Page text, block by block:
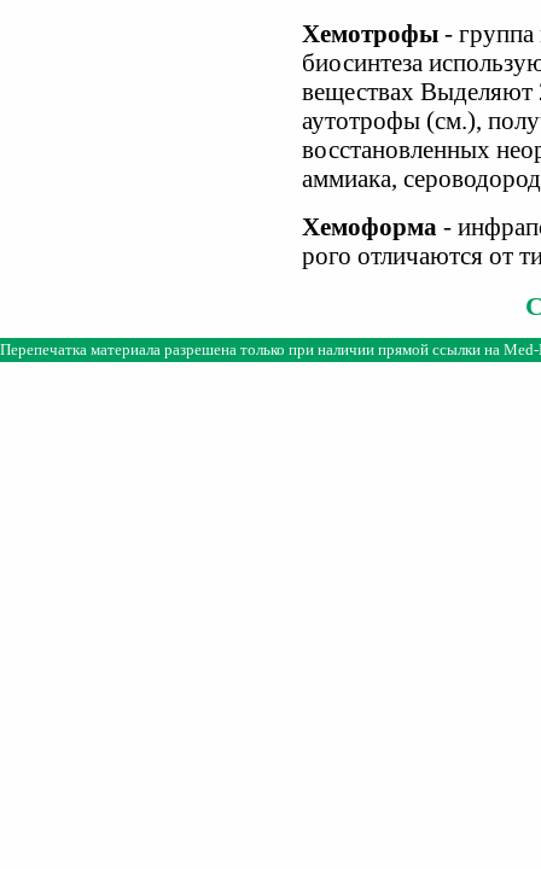
Хемотрофы - группа
биосинтеза
веществах
аутотрофы (см.),
восстановленных
аммиака,
Хемоформа -
рого отличаются от
Перепечатка материала разрешена только при наличии прямой ссылки на